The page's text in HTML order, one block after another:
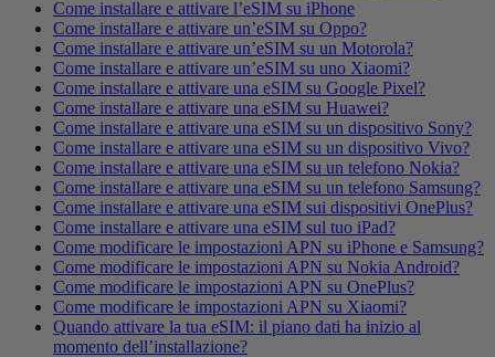
Come installare e attivare l’eSIM su iPhone
Come installare e attivare un’eSIM su Oppo?
Come installare e attivare un’eSIM su un Motorola?
Come installare e attivare un’eSIM su uno Xiaomi?
Come installare e attivare una eSIM su Google Pixel?
Come installare e attivare una eSIM su Huawei?
Come installare e attivare una eSIM su un dispositivo Sony?
Come installare e attivare una eSIM su un dispositivo Vivo?
Come installare e attivare una eSIM su un telefono Nokia?
Come installare e attivare una eSIM su un telefono Samsung?
Come installare e attivare una eSIM sui dispositivi OnePlus?
Come installare e attivare una eSIM sul tuo iPad?
Come modificare le impostazioni APN su iPhone e Samsung?
Come modificare le impostazioni APN su Nokia Android?
Come modificare le impostazioni APN su OnePlus?
Come modificare le impostazioni APN su Xiaomi?
Quando attivare la tua eSIM: il piano dati ha inizio al
momento dell’installazione?